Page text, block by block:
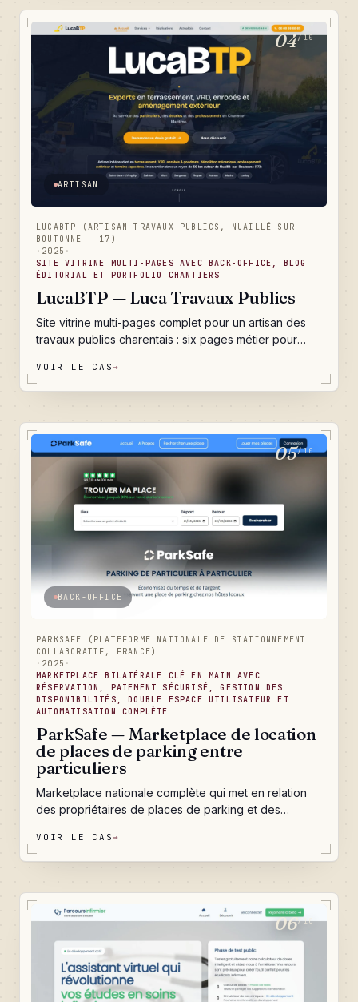
de recueil des besoins automatisée, moteur de
facturation avec commissions et bordereaux
apporteurs, agenda partagé multi-admins, blog
éditorial et analytics maison. Un outil qui transforme la
journée du cabinet : les tâches admin chronophages
partent, les conseillers se concentrent sur la relation
client.
04/10
ARTISAN
LUCABTP (ARTISAN TRAVAUX PUBLICS, NUAILLÉ-SUR-
BOUTONNE — 17)
· 2025 ·
SITE VITRINE MULTI-PAGES AVEC BACK-OFFICE, BLOG
ÉDITORIAL ET PORTFOLIO CHANTIERS
LucaBTP — Luca Travaux Publics
Site vitrine multi-pages complet pour un artisan des
travaux publics charentais : six pages métier pour
portfolio de chantiers qui se met à jour tout seul, un
blog conseils qui capitalise l'expertise terrain, un
et un back-office qui rend l'entreprise totalement
autonome au quotidien.
VOIR LE CAS→
05/10
BACK-OFFICE
PARKSAFE (PLATEFORME NATIONALE DE STATIONNEMENT
COLLABORATIF, FRANCE)
· 2025 ·
MARKETPLACE BILATÉRALE CLÉ EN MAIN AVEC
RÉSERVATION, PAIEMENT SÉCURISÉ, GESTION DES
DISPONIBILITÉS, DOUBLE ESPACE UTILISATEUR ET
AUTOMATISATION COMPLÈTE
ParkSafe — Marketplace de location
de places de parking entre
particuliers
Marketplace nationale complète qui met en relation
des propriétaires de places de parking et des
aéroports, gares, ports et grands événements. Une
plateforme bilatérale, géolocalisée, entièrement
des gains, en passant par la réservation, le paiement
sécurisé, les notifications SMS et la modération des
avis. Pensée pour tourner sans intervention humaine
et pour encaisser de la transaction à grande échelle.
VOIR LE CAS→
06/10